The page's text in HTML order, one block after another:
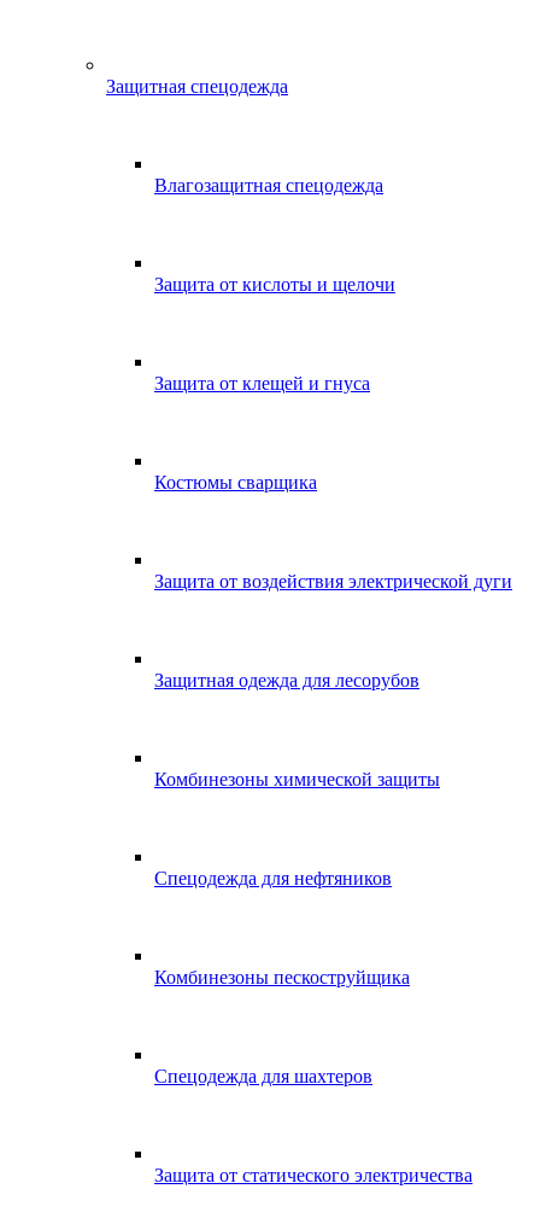
Защитная спецодежда
Влагозащитная спецодежда
Защита от кислоты и щелочи
Защита от клещей и гнуса
Костюмы сварщика
Защита от воздействия электрической дуги
Защитная одежда для лесорубов
Комбинезоны химической защиты
Спецодежда для нефтяников
Комбинезоны пескоструйщика
Спецодежда для шахтеров
Защита от статического электричества